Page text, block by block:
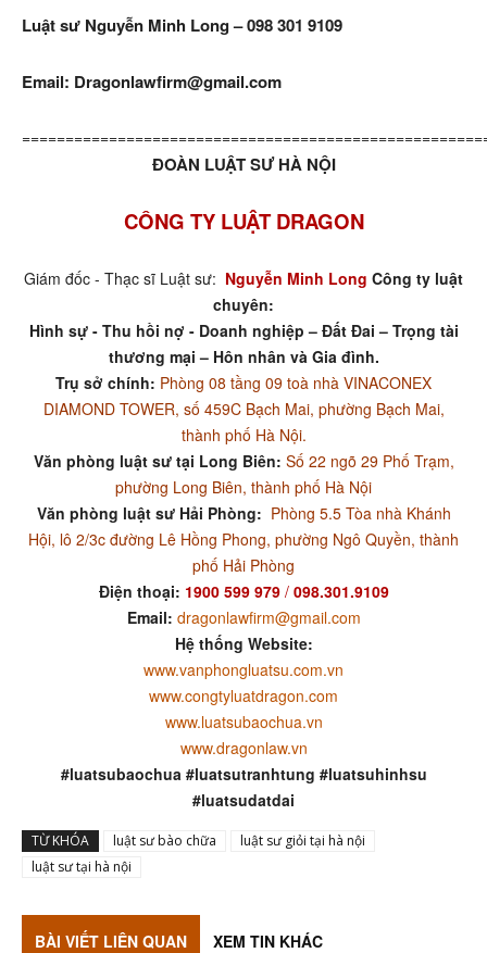
Luật sư Nguyễn Minh Long – 098 301 9109
Email: Dragonlawfirm@gmail.com
ĐOÀN LUẬT SƯ HÀ NỘI
CÔNG TY LUẬT DRAGON
Giám đốc - Thạc sĩ Luật sư: Nguyễn Minh Long Công ty luật
chuyên:
Hình sự - Thu hồi nợ - Doanh nghiệp – Đất Đai – Trọng tài
thương mại – Hôn nhân và Gia đình.
Trụ sở chính: Phòng 08 tầng 09 toà nhà VINACONEX
DIAMOND TOWER, số 459C Bạch Mai, phường Bạch Mai,
thành phố Hà Nội.
Văn phòng luật sư tại Long Biên: Số 22 ngõ 29 Phố Trạm,
phường Long Biên, thành phố Hà Nội
Văn phòng luật sư Hải Phòng: Phòng 5.5 Tòa nhà Khánh
Hội, lô 2/3c đường Lê Hồng Phong, phường Ngô Quyền, thành
phố Hải Phòng
Điện thoại: 1900 599 979/ 098.301.9109
Email: dragonlawfirm@gmail.com
Hệ thống Website:
www.vanphongluatsu.com.vn
www.congtyluatdragon.com
www.luatsubaochua.vn
www.dragonlaw.vn
#luatsubaochua #luatsutranhtung #luatsuhinhsu
#luatsudatdai
TỪ KHÓA luật sư bào chữa
luật sư giỏi tại hà nội
luật sư tại hà nội
BÀI VIẾT LIÊN QUAN XEM TIN KHÁC